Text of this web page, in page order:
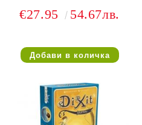
€27.95 54.67лв.